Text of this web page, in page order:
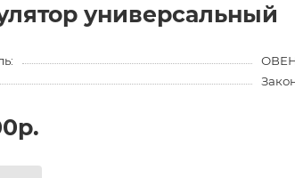
универсальный